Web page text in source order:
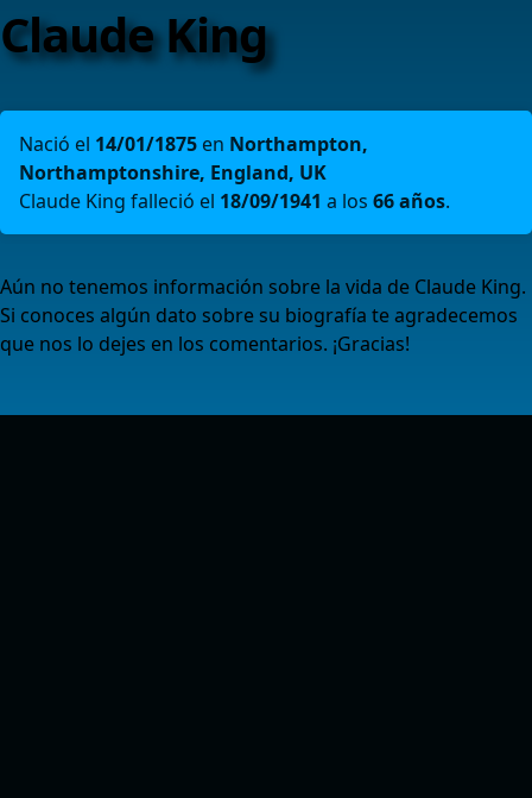
Claude King
Nació el 14/01/1875 en Northampton,
Northamptonshire, England, UK
Claude King falleció el 18/09/1941 a los 66 años.
Aún no tenemos información sobre la vida de Claude King.
Si conoces algún dato sobre su biografía te agradecemos
que nos lo dejes en los comentarios. ¡Gracias!